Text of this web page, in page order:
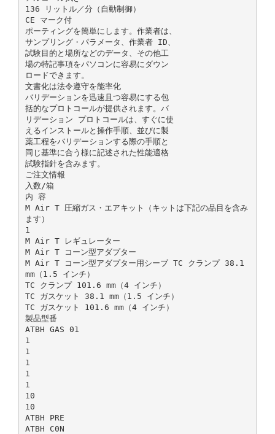
136 リットル／分（自動制御）
CE マーク付
ポーティングを簡単にします。作業者は、
サンプリング・パラメータ、作業者 ID、
試験目的と場所などのデータ、その他工
場の特記事項をパソコンに容易にダウン
ロードできます。
文書化は法令遵守を能率化
バリデーションを迅速且つ容易にする包
括的なプロトコールが提供されます。バ
リデーション プロトコールは、すぐに使
えるインストールと操作手順、並びに製
薬工程をバリデーションする際の手順と
同じ基準に合う様に記述された性能適格
試験指針を含みます。
ご注文情報
入数/箱
内 容
M Air T 圧縮ガス・エアキット（キットは下記の品目を含み
ます）
1
M Air T レギュレーター
M Air T コーン型アダプター
M Air T コーン型アダプター用シーブ TC クランプ 38.1
mm（1.5 インチ）
TC クランプ 101.6 mm（4 インチ）
TC ガスケット 38.1 mm（1.5 インチ）
TC ガスケット 101.6 mm（4 インチ）
製品型番
ATBH GAS 01
1
1
1
1
1
10
10
ATBH PRE
ATBH C0N